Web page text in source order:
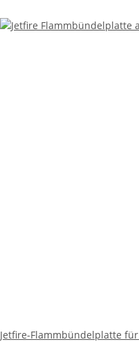
Jetfire-Flammbündelplatte für